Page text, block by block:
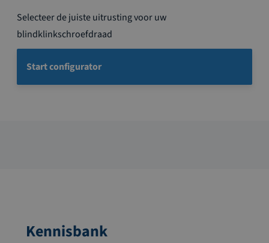
Selecteer de juiste uitrusting voor uw
blindklinkschroefdraad
Start configurator
Kennisbank